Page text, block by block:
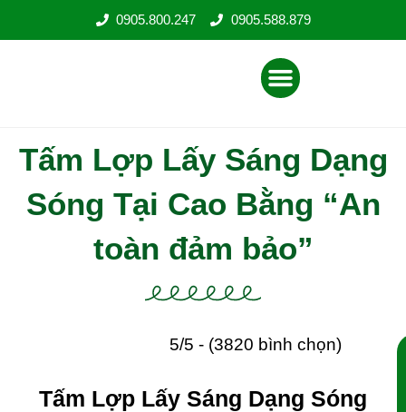
0905.800.247 0905.588.879
Menu
Tấm Lợp Lấy Sáng Dạng
Sóng Tại Cao Bằng “An
toàn đảm bảo”
5/5 - (3820 bình chọn)
Tấm Lợp Lấy Sáng Dạng Sóng